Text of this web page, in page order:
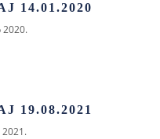
14.01.2020
2020.
19.08.2021
2021.